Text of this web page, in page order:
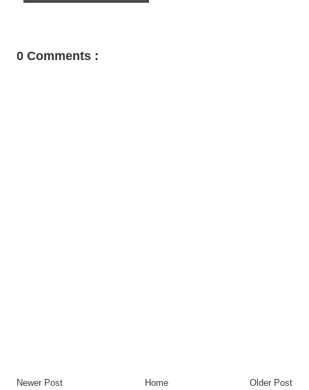
0 Comments :
Newer Post Older Post
Home